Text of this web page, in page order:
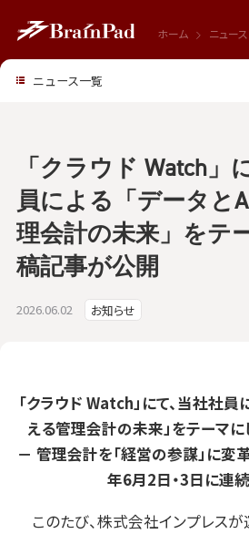
ホーム ニュー
2026.06.02 お知らせ
「クラウド Watch」
員による「データと
理会計の未来」をテ
稿記事が公開
「クラウド Watch」にて、当社社員
える管理会計の未来」をテーマ
－ 管理会計を「経営の参謀」に変
年6月2日・3日に連
このたび、株式会社インプレスが
ニュース一覧